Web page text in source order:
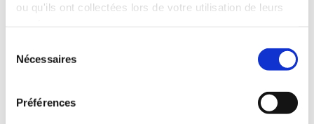
ou qu'ils ont collectées lors de votre utilisation de leurs
Nécessaires
Préférences